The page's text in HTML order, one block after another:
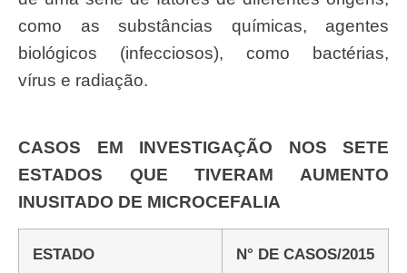
como as substâncias químicas, agentes
biológicos (infecciosos), como bactérias,
vírus e radiação.
CASOS EM INVESTIGAÇÃO NOS SETE
ESTADOS QUE TIVERAM AUMENTO
INUSITADO DE MICROCEFALIA
ESTADO N° DE CASOS/2015